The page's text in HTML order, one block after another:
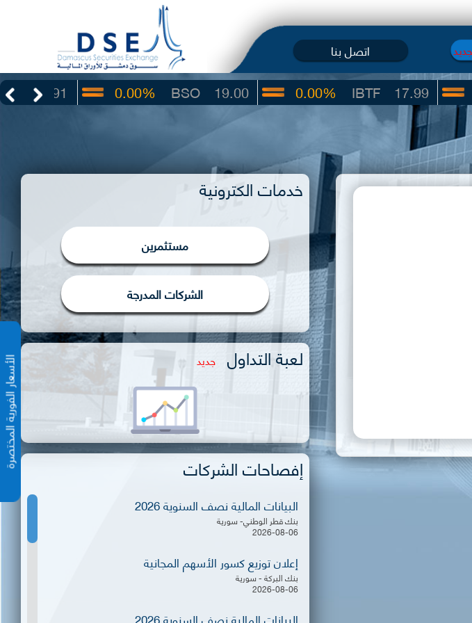
جديد اتصل بنا
19.00
BSO
0.00% 17.99
IBTF
0.00% 0.00%
الأسعار
خدمات الكترونية
مستثمرين
الشركات المدرجة
لعبة التداول جديد
إفصاحات الشركات
البيانات المالية نصف السنوية 2026
بنك قطر الوطني- سورية
2026-08-06
إعلان توزيع كسور الأسهم المجانية
بنك البركة - سورية
2026-08-06